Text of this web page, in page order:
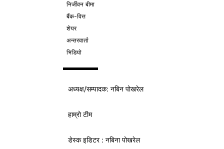
निर्जीवन बीमा
बैंक-वित्त
शेयर
अन्तरवार्ता
भिडियो
अध्यक्ष/सम्पादक: नबिन पोखरेल
हाम्रो टीम
डेस्क इडिटर : नबिना पोखरेल